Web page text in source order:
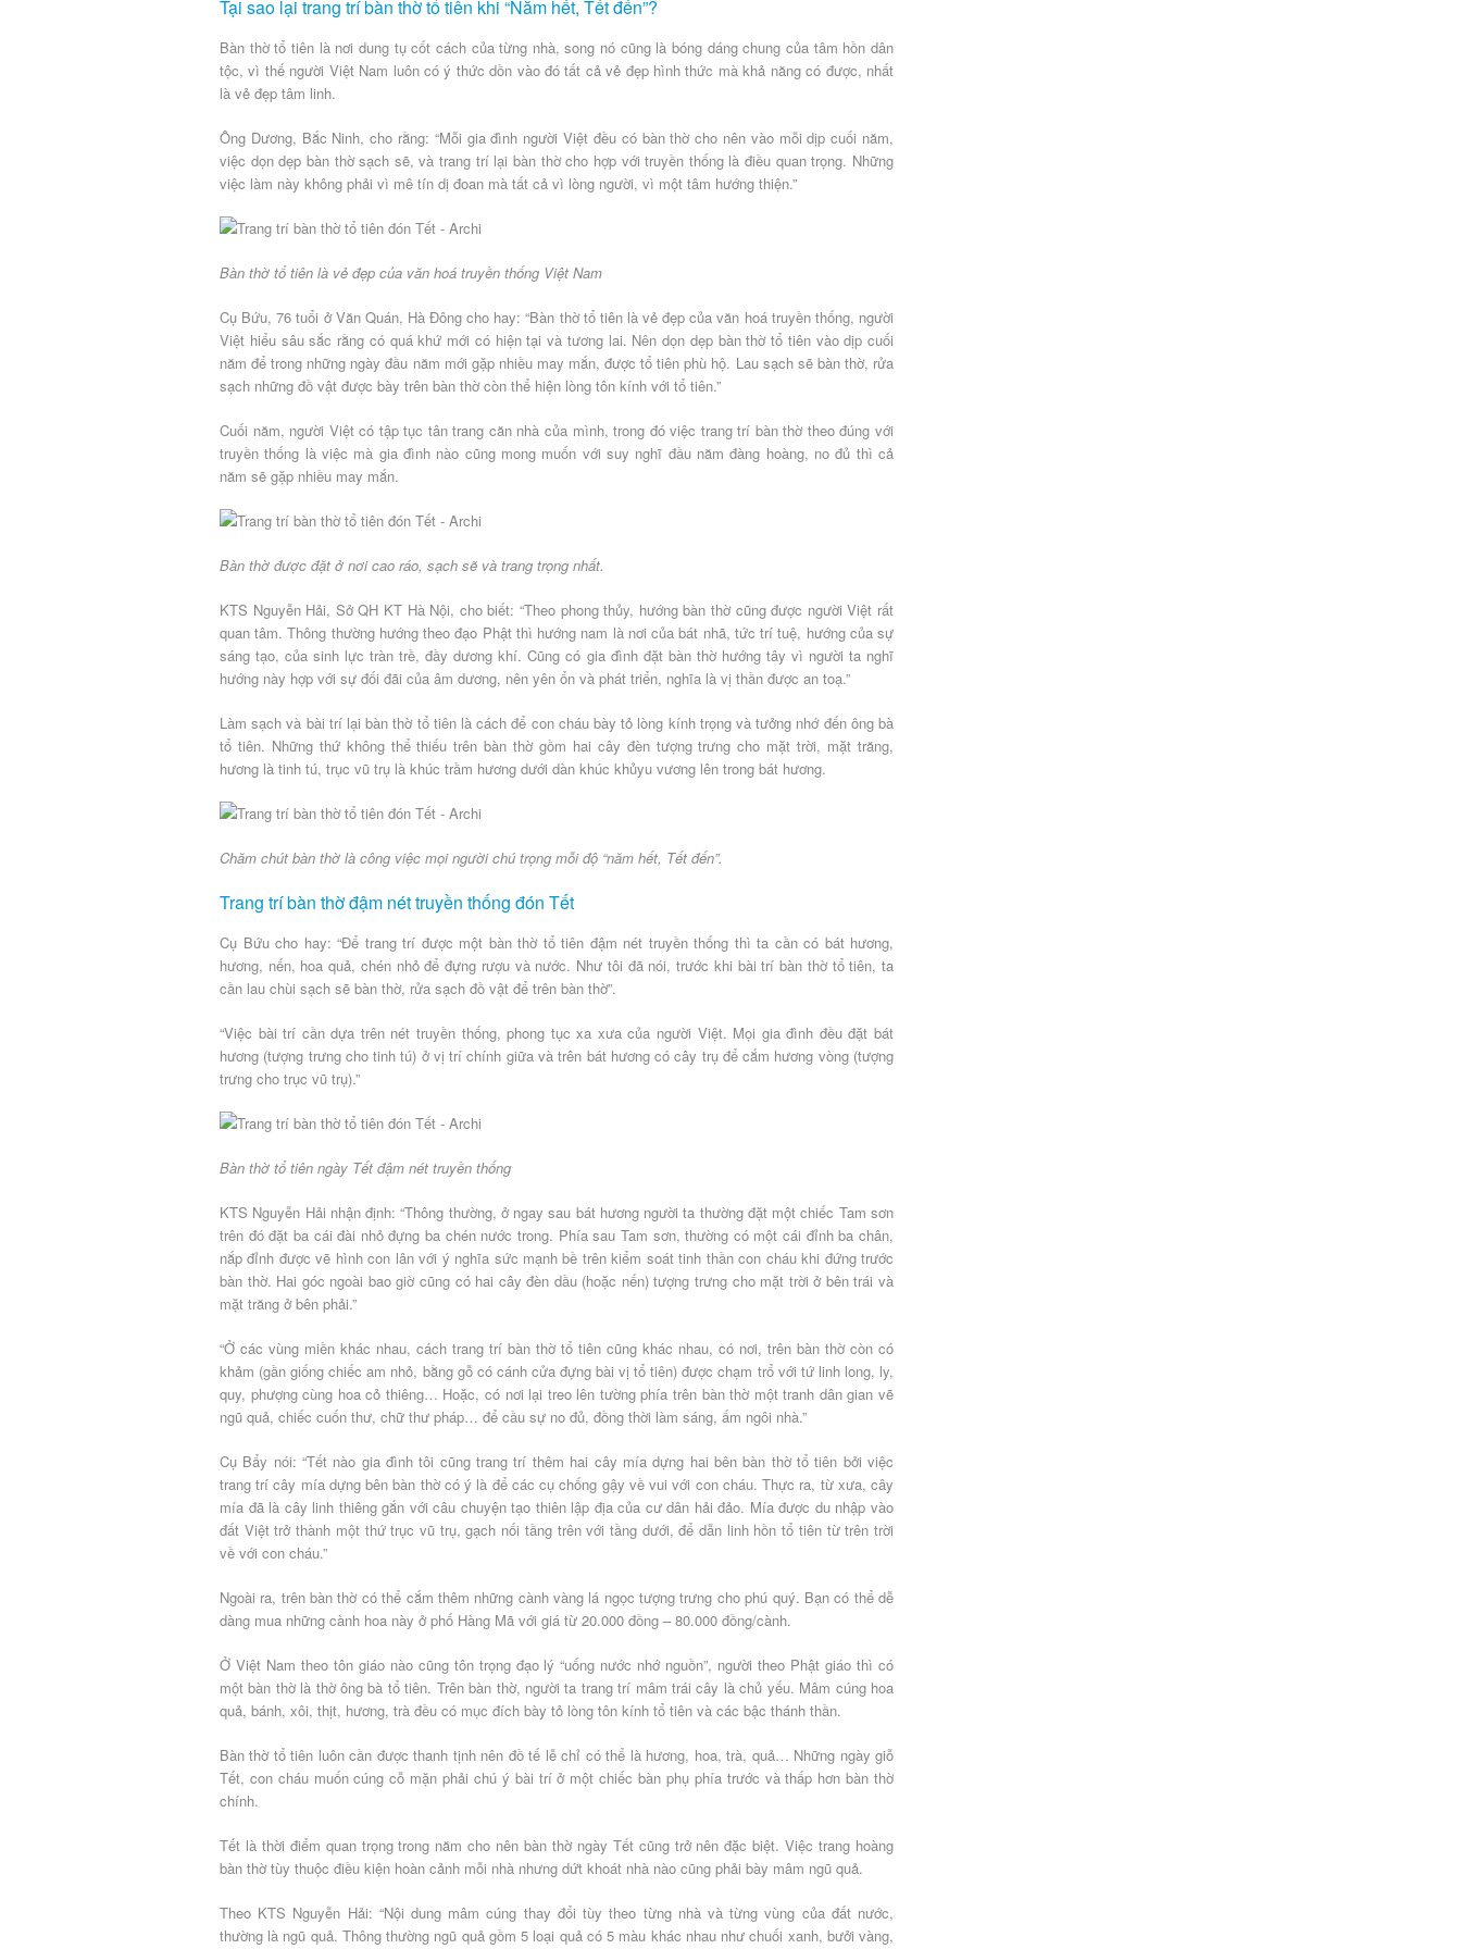
Tại sao lại trang trí bàn thờ tổ tiên khi “Năm hết, Tết đến”?
Bàn thờ tổ tiên là nơi dung tụ cốt cách của từng nhà, song nó cũng là bóng dáng chung của tâm hồn dân
tộc, vì thế người Việt Nam luôn có ý thức dồn vào đó tất cả vẻ đẹp hình thức mà khả năng có được, nhất
là vẻ đẹp tâm linh.
Ông Dương, Bắc Ninh, cho rằng: “Mỗi gia đình người Việt đều có bàn thờ cho nên vào mỗi dịp cuối năm,
việc dọn dẹp bàn thờ sạch sẽ, và trang trí lại bàn thờ cho hợp với truyền thống là điều quan trọng. Những
việc làm này không phải vì mê tín dị đoan mà tất cả vì lòng người, vì một tâm hướng thiện.”
Bàn thờ tổ tiên là vẻ đẹp của văn hoá truyền thống Việt Nam
Cụ Bứu, 76 tuổi ở Văn Quán, Hà Đông cho hay: “Bàn thờ tổ tiên là vẻ đẹp của văn hoá truyền thống, người
Việt hiểu sâu sắc rằng có quá khứ mới có hiện tại và tương lai. Nên dọn dẹp bàn thờ tổ tiên vào dịp cuối
năm để trong những ngày đầu năm mới gặp nhiều may mắn, được tổ tiên phù hộ. Lau sạch sẽ bàn thờ, rửa
sạch những đồ vật được bày trên bàn thờ còn thể hiện lòng tôn kính với tổ tiên.”
Cuối năm, người Việt có tập tục tân trang căn nhà của mình, trong đó việc trang trí bàn thờ theo đúng với
truyền thống là việc mà gia đình nào cũng mong muốn với suy nghĩ đầu năm đàng hoàng, no đủ thì cả
năm sẽ gặp nhiều may mắn.
Bàn thờ được đặt ở nơi cao ráo, sạch sẽ và trang trọng nhất.
KTS Nguyễn Hải, Sở QH KT Hà Nội, cho biết: “Theo phong thủy, hướng bàn thờ cũng được người Việt rất
quan tâm. Thông thường hướng theo đạo Phật thì hướng nam là nơi của bát nhã, tức trí tuệ, hướng của sự
sáng tạo, của sinh lực tràn trề, đầy dương khí. Cũng có gia đình đặt bàn thờ hướng tây vì người ta nghĩ
hướng này hợp với sự đối đãi của âm dương, nên yên ổn và phát triển, nghĩa là vị thần được an toạ.”
Làm sạch và bài trí lại bàn thờ tổ tiên là cách để con cháu bày tỏ lòng kính trọng và tưởng nhớ đến ông bà
tổ tiên. Những thứ không thể thiếu trên bàn thờ gồm hai cây đèn tượng trưng cho mặt trời, mặt trăng,
hương là tinh tú, trục vũ trụ là khúc trầm hương dưới dàn khúc khủyu vương lên trong bát hương.
Chăm chút bàn thờ là công việc mọi người chú trọng mỗi độ “năm hết, Tết đến”.
Trang trí bàn thờ đậm nét truyền thống đón Tết
Cụ Bứu cho hay: “Để trang trí được một bàn thờ tổ tiên đậm nét truyền thống thì ta cần có bát hương,
hương, nến, hoa quả, chén nhỏ để đựng rượu và nước. Như tôi đã nói, trước khi bài trí bàn thờ tổ tiên, ta
cần lau chùi sạch sẽ bàn thờ, rửa sạch đồ vật để trên bàn thờ”.
“Việc bài trí cần dựa trên nét truyền thống, phong tục xa xưa của người Việt. Mọi gia đình đều đặt bát
hương (tượng trưng cho tinh tú) ở vị trí chính giữa và trên bát hương có cây trụ để cắm hương vòng (tượng
trưng cho trục vũ trụ).”
Bàn thờ tổ tiên ngày Tết đậm nét truyền thống
KTS Nguyễn Hải nhận định: “Thông thường, ở ngay sau bát hương người ta thường đặt một chiếc Tam sơn
trên đó đặt ba cái đài nhỏ đựng ba chén nước trong. Phía sau Tam sơn, thường có một cái đỉnh ba chân,
nắp đỉnh được vẽ hình con lân với ý nghĩa sức mạnh bề trên kiểm soát tinh thần con cháu khi đứng trước
bàn thờ. Hai góc ngoài bao giờ cũng có hai cây đèn dầu (hoặc nến) tượng trưng cho mặt trời ở bên trái và
mặt trăng ở bên phải.”
“Ở các vùng miền khác nhau, cách trang trí bàn thờ tổ tiên cũng khác nhau, có nơi, trên bàn thờ còn có
khảm (gần giống chiếc am nhỏ, bằng gỗ có cánh cửa đựng bài vị tổ tiên) được chạm trổ với tứ linh long, ly,
quy, phượng cùng hoa cỏ thiêng… Hoặc, có nơi lại treo lên tường phía trên bàn thờ một tranh dân gian vẽ
ngũ quả, chiếc cuốn thư, chữ thư pháp… để cầu sự no đủ, đồng thời làm sáng, ấm ngôi nhà.”
Cụ Bẩy nói: “Tết nào gia đình tôi cũng trang trí thêm hai cây mía dựng hai bên bàn thờ tổ tiên bởi việc
trang trí cây mía dựng bên bàn thờ có ý là để các cụ chống gậy về vui với con cháu. Thực ra, từ xưa, cây
mía đã là cây linh thiêng gắn với câu chuyện tạo thiên lập địa của cư dân hải đảo. Mía được du nhập vào
đất Việt trở thành một thứ trục vũ trụ, gạch nối tầng trên với tầng dưới, để dẫn linh hồn tổ tiên từ trên trời
về với con cháu.”
Ngoài ra, trên bàn thờ có thể cắm thêm những cành vàng lá ngọc tượng trưng cho phú quý. Bạn có thể dễ
dàng mua những cành hoa này ở phố Hàng Mã với giá từ 20.000 đồng – 80.000 đồng/cành.
Ở Việt Nam theo tôn giáo nào cũng tôn trọng đạo lý “uống nước nhớ nguồn”, người theo Phật giáo thì có
một bàn thờ là thờ ông bà tổ tiên. Trên bàn thờ, người ta trang trí mâm trái cây là chủ yếu. Mâm cúng hoa
quả, bánh, xôi, thịt, hương, trà đều có mục đích bày tỏ lòng tôn kính tổ tiên và các bậc thánh thần.
Bàn thờ tổ tiên luôn cần được thanh tịnh nên đồ tế lễ chỉ có thể là hương, hoa, trà, quả… Những ngày giỗ
Tết, con cháu muốn cúng cỗ mặn phải chú ý bài trí ở một chiếc bàn phụ phía trước và thấp hơn bàn thờ
chính.
Tết là thời điểm quan trọng trong năm cho nên bàn thờ ngày Tết cũng trở nên đặc biệt. Việc trang hoàng
bàn thờ tùy thuộc điều kiện hoàn cảnh mỗi nhà nhưng dứt khoát nhà nào cũng phải bày mâm ngũ quả.
Theo KTS Nguyễn Hải: “Nội dung mâm cúng thay đổi tùy theo từng nhà và từng vùng của đất nước,
thường là ngũ quả. Thông thường ngũ quả gồm 5 loại quả có 5 màu khác nhau như chuối xanh, bưởi vàng,